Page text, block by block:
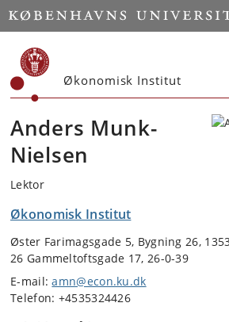
Start
Økonomisk Institut
Anders Munk-
Nielsen
Lektor
Økonomisk Institut
Øster Farimagsgade 5, Bygning 26,
26 Gammeltoftsgade 17, 26-0-39
E-mail:amn@econ.ku.dk
Telefon: +4535324426